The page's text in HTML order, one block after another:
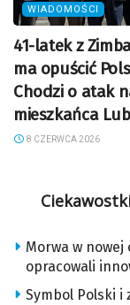
WIADOMOŚCI
41-latek z
ma opuścić
Chodzi o atak
mieszkańca
8 CZERWCA 2026
Morwa w nowej
opracowali
Symbol Polski i